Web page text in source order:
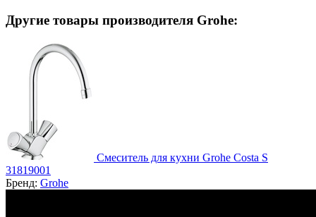
Другие товары производителя Grohe:
Смеситель для кухни Grohe Costa S
31819001
Бренд: Grohe